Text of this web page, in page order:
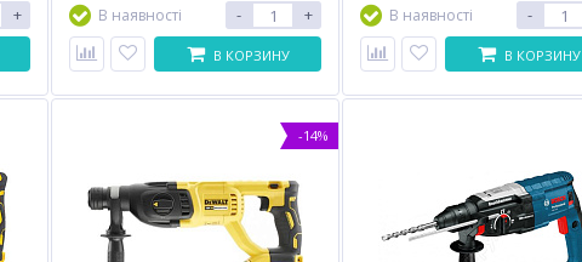
+
В наявності
- +
В КОРЗИНУ
В наявності
-
В КОРЗИНУ
-14%